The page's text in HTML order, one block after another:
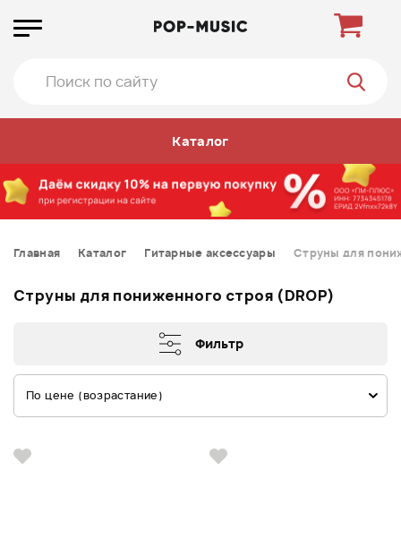
Каталог
Главная Каталог Гитарные аксессуары Струны для
Струны для пониженного строя (DROP)
Фильтр
По цене (возрастание)